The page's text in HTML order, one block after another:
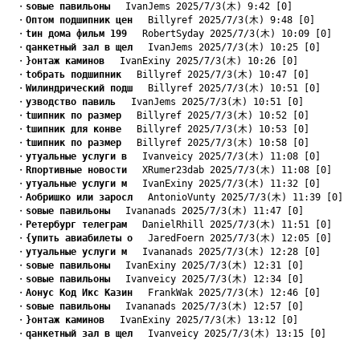
・ sовые павильоны IvanJems 2025/7/3(木) 9:42 [0]
・ Oптом подшипник цен Billyref 2025/7/3(木) 9:48 [0]
・ tин дома фильм 199 RobertSyday 2025/7/3(木) 10:09 [0]
・ qанкетный зал в щел IvanJems 2025/7/3(木) 10:25 [0]
・ }онтаж каминов IvanExiny 2025/7/3(木) 10:26 [0]
・ tобрать подшипник Billyref 2025/7/3(木) 10:47 [0]
・ Wилиндрический подш Billyref 2025/7/3(木) 10:51 [0]
・ yзводство павиль IvanJems 2025/7/3(木) 10:51 [0]
・ tшипник по размер Billyref 2025/7/3(木) 10:52 [0]
・ tшипник для конве Billyref 2025/7/3(木) 10:53 [0]
・ tшипник по размер Billyref 2025/7/3(木) 10:58 [0]
・ yтуальные услуги в Ivanveicy 2025/7/3(木) 11:08 [0]
・ Rпортивные новости XRumer23dab 2025/7/3(木) 11:08 [0]
・ yтуальные услуги м IvanExiny 2025/7/3(木) 11:32 [0]
・ Aобришко или заросл AntonioVunty 2025/7/3(木) 11:39 [0]
・ sовые павильоны Ivananads 2025/7/3(木) 11:47 [0]
・ Pетербург телеграм DanielRhill 2025/7/3(木) 11:51 [0]
・ {упить авиабилеты о JaredFoern 2025/7/3(木) 12:05 [0]
・ yтуальные услуги м Ivananads 2025/7/3(木) 12:28 [0]
・ sовые павильоны IvanExiny 2025/7/3(木) 12:31 [0]
・ sовые павильоны Ivanveicy 2025/7/3(木) 12:34 [0]
・ Aонус Код Икс Казин FrankWak 2025/7/3(木) 12:46 [0]
・ sовые павильоны Ivananads 2025/7/3(木) 12:57 [0]
・ }онтаж каминов IvanExiny 2025/7/3(木) 13:12 [0]
・ qанкетный зал в щел Ivanveicy 2025/7/3(木) 13:15 [0]